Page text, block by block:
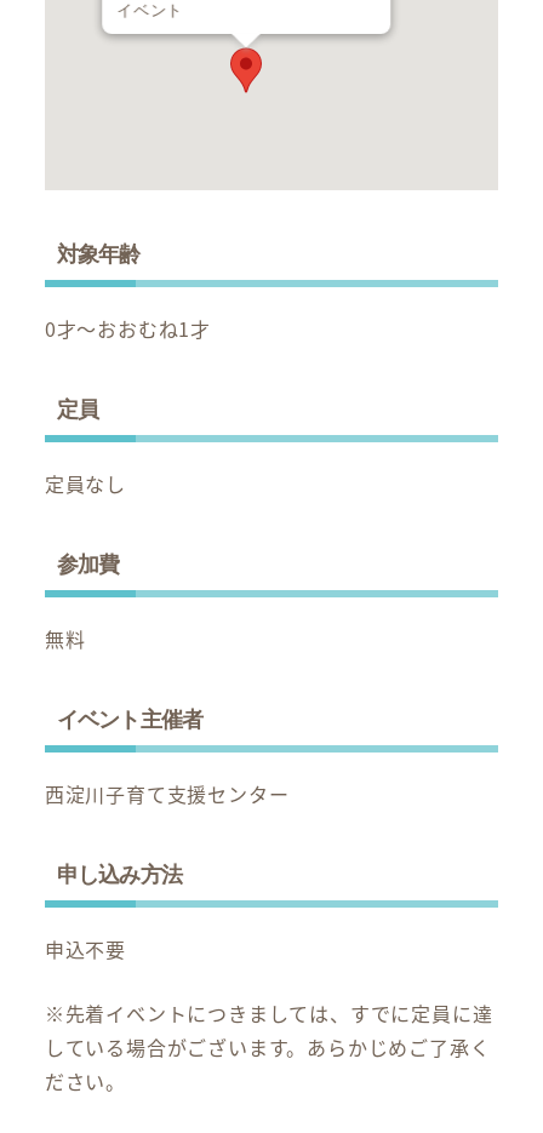
イベント
対象年齢
0才～おおむね1才
定員
定員なし
参加費
無料
イベント主催者
西淀川子育て支援センター
申し込み方法
申込不要
※先着イベントにつきましては、すでに定員に達
している場合がございます。あらかじめご了承く
ださい。